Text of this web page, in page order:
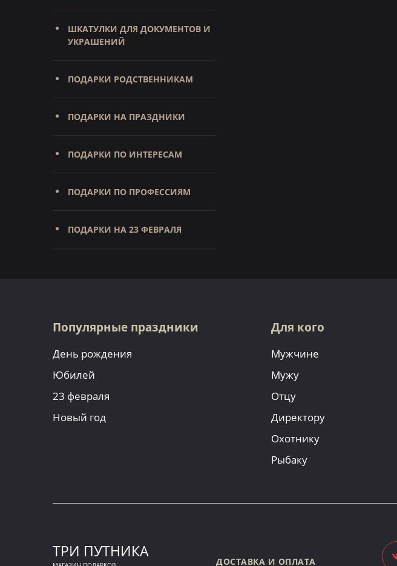
ШКАТУЛКИ ДЛЯ ДОКУМЕНТОВ И
УКРАШЕНИЙ
ПОДАРКИ РОДСТВЕННИКАМ
ПОДАРКИ НА ПРАЗДНИКИ
ПОДАРКИ ПО ИНТЕРЕСАМ
ПОДАРКИ ПО ПРОФЕССИЯМ
ПОДАРКИ НА 23 ФЕВРАЛЯ
Популярные праздники
День рождения
Юбилей
23 февраля
Новый год
Для кого
Мужчине
Мужу
Отцу
Директору
Охотнику
Рыбаку
ТРИ ПУТНИКА
ДОСТАВКА И ОПЛАТА